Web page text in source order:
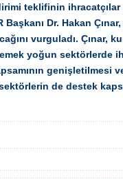
teklifinin ihracatçılar
Dr. Hakan
vurguladı. Çınar,
yoğun sektörlerde
genişletilmesi
de destek